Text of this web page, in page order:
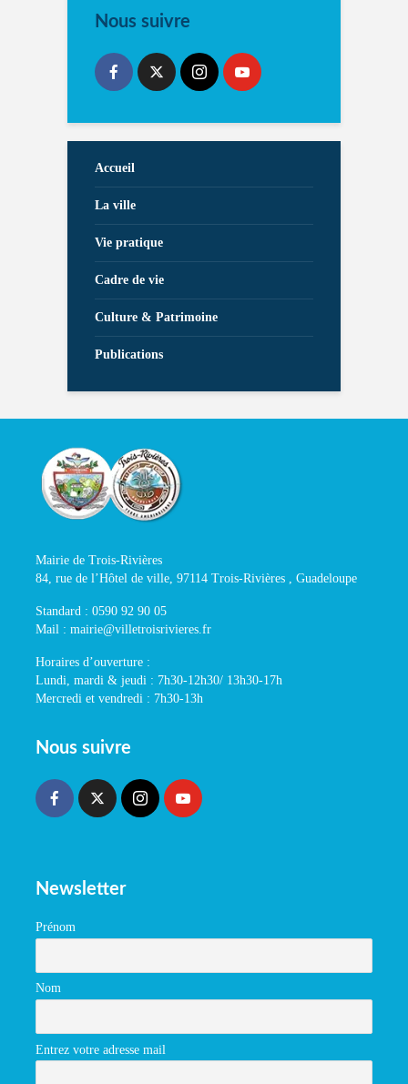
Nous suivre
Accueil
La ville
Vie pratique
Cadre de vie
Culture & Patrimoine
Publications
Mairie de Trois-Rivières
84, rue de l’Hôtel de ville, 97114 Trois-Rivières , Guadeloupe
Standard : 0590 92 90 05
Mail : mairie@villetroisrivieres.fr
Horaires d’ouverture :
Lundi, mardi & jeudi : 7h30-12h30/ 13h30-17h
Mercredi et vendredi : 7h30-13h
Nous suivre
Newsletter
Prénom
Nom
Entrez votre adresse mail